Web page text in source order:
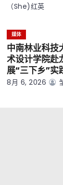
（she)红英
媒体
中南林业科技
术设计学院赴
展“三下乡”实
8月 6, 2026